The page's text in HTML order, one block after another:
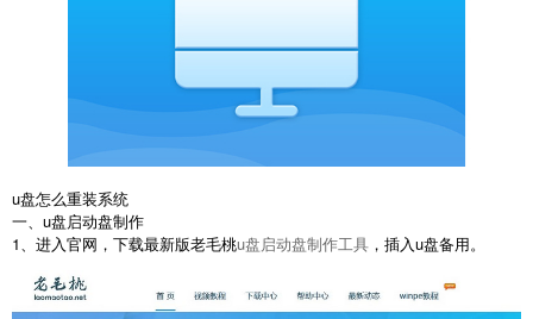
u盘怎么重装系统
一、u盘启动盘制作
1、进入官网，下载最新版老毛桃u盘启动盘制作工具 ，插入u盘备用。